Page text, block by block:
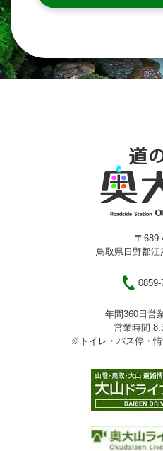
〒689-
鳥取県日野郡江
0859-
年間360日営
営業時間
※トイレ・バス停・